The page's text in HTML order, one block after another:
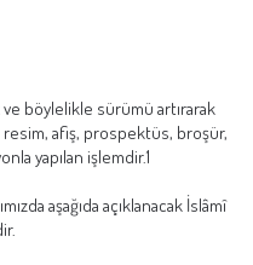
böylelikle sürümü artırarak
resim, afiş, prospektüs, broşür,
yapılan işlemdir.1
aşağıda açıklanacak İslâmî